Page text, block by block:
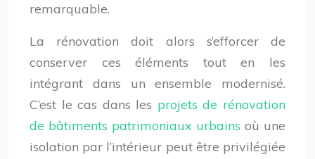
remarquable.
La rénovation doit alors s’efforcer de
conserver ces éléments tout en les
intégrant dans un ensemble modernisé.
C’est le cas dans les projets de rénovation
de bâtiments patrimoniaux urbains où une
isolation par l’intérieur peut être privilégiée